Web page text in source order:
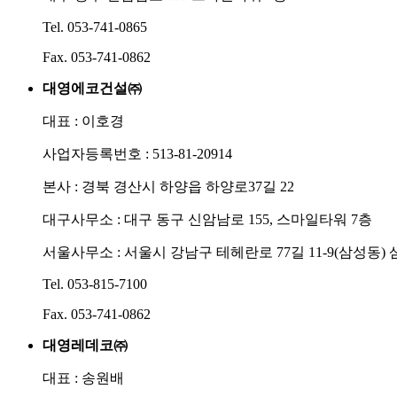
Tel. 053-741-0865
Fax. 053-741-0862
대영에코건설㈜
대표 : 이호경
사업자등록번호 : 513-81-20914
본사 : 경북 경산시 하양읍 하양로37길 22
대구사무소 : 대구 동구 신암남로 155, 스마일타워 7층
서울사무소 : 서울시 강남구 테헤란로 77길 11-9(삼성동)
Tel. 053-815-7100
Fax. 053-741-0862
대영레데코㈜
대표 : 송원배